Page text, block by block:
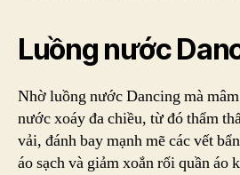
Luồng nước
Nhờ luồng nước Dancing mà
nước xoáy đa chiều, từ đó thẩm
vải, đánh bay mạnh mẽ các vết
áo sạch và giảm xoắn rối quần áo